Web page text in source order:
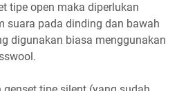
tipe open maka diperlukan
suara pada dinding dan bawah
digunakan biasa menggunakan